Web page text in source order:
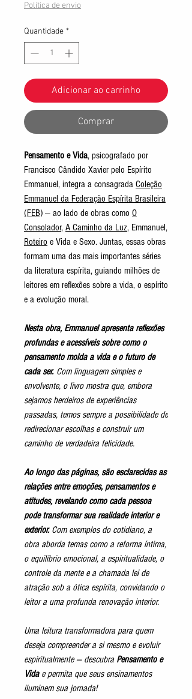
Política de envio
Quantidade *
Adicionar ao carrinho
Comprar
Pensamento e Vida, psicografado por
Francisco Cândido Xavier pelo Espírito
Emmanuel, integra a consagrada Coleção
Emmanuel da Federação Espírita Brasileira
(FEB) — ao lado de obras como O
Consolador, A Caminho da Luz, Emmanuel,
Roteiro e Vida e Sexo. Juntas, essas obras
formam uma das mais importantes séries
da literatura espírita, guiando milhões de
leitores em reflexões sobre a vida, o espírito
e a evolução moral.
Nesta obra, Emmanuel apresenta reflexões
profundas e acessíveis sobre como o
pensamento molda a vida e o futuro de
cada ser. Com linguagem simples e
envolvente, o livro mostra que, embora
sejamos herdeiros de experiências
passadas, temos sempre a possibilidade de
redirecionar escolhas e construir um
caminho de verdadeira felicidade.
Ao longo das páginas, são esclarecidas as
relações entre emoções, pensamentos e
atitudes, revelando como cada pessoa
pode transformar sua realidade interior e
exterior. Com exemplos do cotidiano, a
obra aborda temas como a reforma íntima,
o equilíbrio emocional, a espiritualidade, o
controle da mente e a chamada lei de
atração sob a ótica espírita, convidando o
leitor a uma profunda renovação interior.
Uma leitura transformadora para quem
deseja compreender a si mesmo e evoluir
espiritualmente — descubra Pensamento e
Vidae permita que seus ensinamentos
iluminem sua jornada!